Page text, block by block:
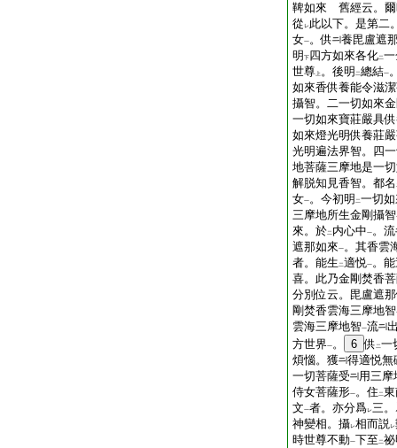
鞞如來 舊經云。
從 レ此以下。是第二
女一。供
養毘盧遮
明 下四方如來各化二
世尊 上 。後明 二總結一
如來香供養能令滋
攝智。二一切如來
一切如來寶莊嚴具
如來燈光明供養莊
光明遍法界智。四
地菩薩三摩地是一
解脱知見香智。都名
女一。今初明 二一切
三摩地所生金剛攝智
來。於二 内心中一。流
遮那如來一。其香雲
者。能生 二適悦一。
喜。此乃金剛焚香
分別位云。毘盧遮
剛焚香雲海三摩地智
雲海三摩地智一流
方世界一。 6 供 二一
煩惱。獲
得適悦無
一切菩薩受
用三摩
侍女菩薩形一。住 二
文一者。亦分爲レ三
神變相。攝レ相而説レ
時世尊不動一下至 二